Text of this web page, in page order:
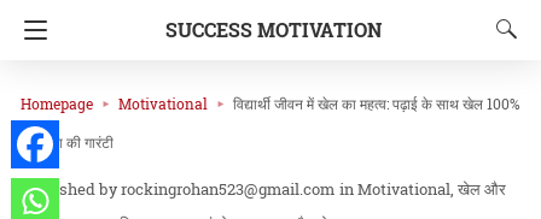
SUCCESS MOTIVATION
Homepage Motivational विद्यार्थी जीवन में खेल का महत्व: पढ़ाई के साथ खेल 100%
सफलता की गारंटी
rockingrohan523@gmail.com inMotivational खेल और